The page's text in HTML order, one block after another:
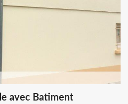
avec Batiment